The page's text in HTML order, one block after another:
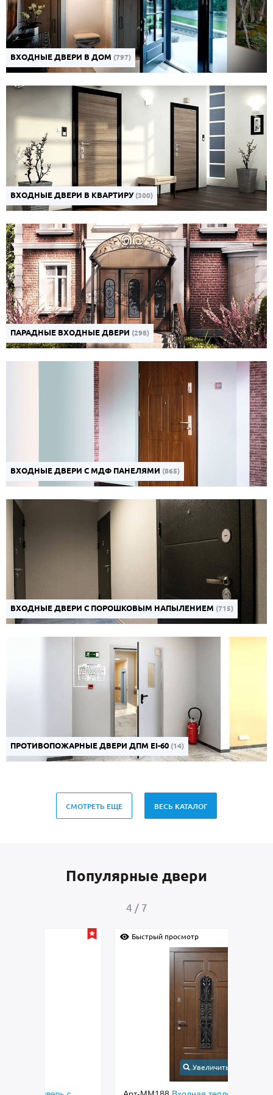
ВХОДНЫЕ ДВЕРИ В ДОМ (797)
ВХОДНЫЕ ДВЕРИ В КВАРТИРУ (300)
ПАРАДНЫЕ ВХОДНЫЕ ДВЕРИ (298)
ВХОДНЫЕ ДВЕРИ С МДФ ПАНЕЛЯМИ (865)
ВХОДНЫЕ ДВЕРИ С ПОРОШКОВЫМ НАПЫЛЕНИЕМ (715)
ПРОТИВОПОЖАРНЫЕ ДВЕРИ ДПМ EI-60 (14)
СМОТРЕТЬ ЕЩЕ ВЕСЬ КАТАЛОГ
Популярные двери
4 / 7
Быстрый просмотр